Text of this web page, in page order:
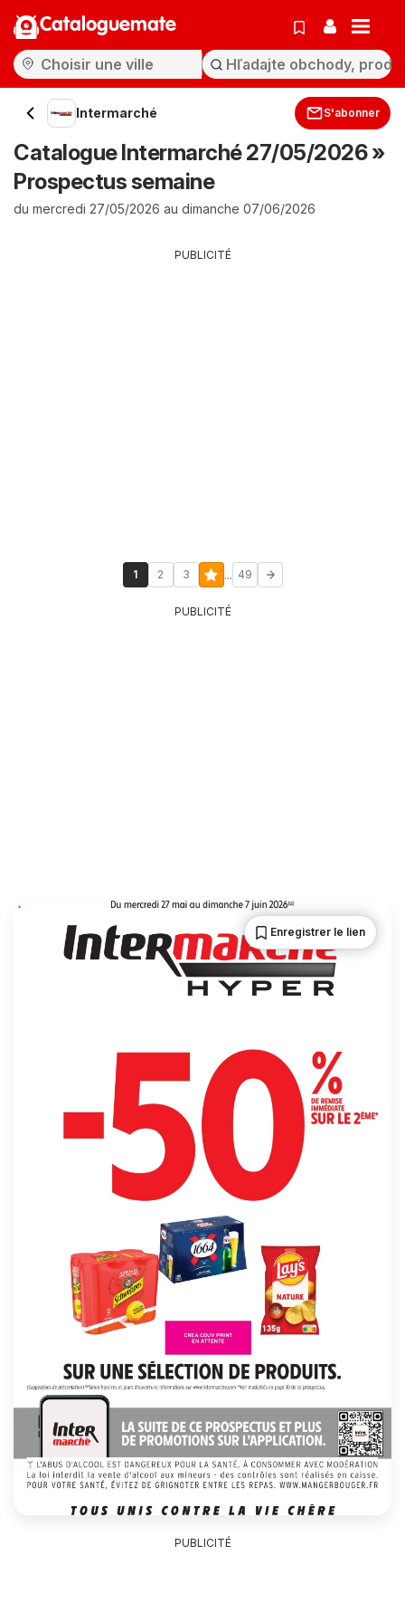
Cataloguemate
Intermarché S'abonner
Catalogue Intermarché 27/05/2026 »
Prospectus semaine
du mercredi 27/05/2026 au dimanche 07/06/2026
PUBLICITÉ
1 2 3 ... 49
PUBLICITÉ
Enregistrer le lien
PUBLICITÉ